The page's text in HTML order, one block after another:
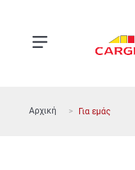
Αρχική Για εμάς